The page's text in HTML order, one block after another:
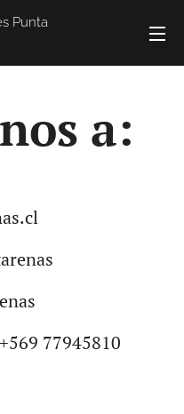
Punta
a:
77945810